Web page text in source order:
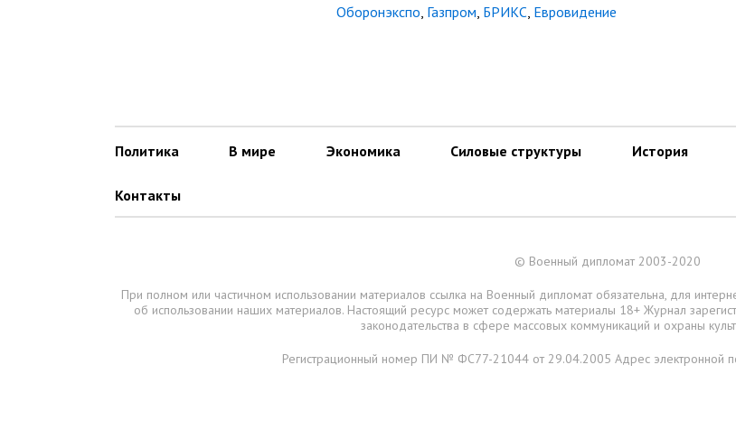
Оборонэкспо Газпром БРИКС Евровидение
Политика В мире Экономика Силовые структуры История
Контакты
© Военный дипломат 2003-2020
При полном или частичном использовании материалов ссылка на Военный дипломат обязательна, для
об использовании наших материалов. Настоящий ресурс может содержать материалы 18+ Журнал
законодательства в сфере массовых коммуникаций и охраны
Регистрационный номер ПИ № ФС77-21044 от 29.04.2005 Адрес электронной